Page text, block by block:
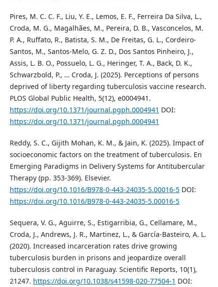
Pires, M. C. C. F., Liu, Y. E., Lemos, E. F., Ferreira Da Silva, L.,
Croda, M. G., Magalhães, M., Pereira, D. B., Vasconcelos, M.
P. A., Ruffato, R., Batista, S. M., De Freitas, G. L., Cordeiro-
Santos, M., Santos-Melo, G. Z. D., Dos Santos Pinheiro, J.,
Assis, L. B. O., Possuelo, L. G., Heringer, T. A., Back, D. K.,
Schwarzbold, P., … Croda, J. (2025). Perceptions of persons
deprived of liberty regarding tuberculosis vaccine research.
PLOS Global Public Health, 5(12), e0004941.
https://doi.org/10.1371/journal.pgph.0004941 DOI:
https://doi.org/10.1371/journal.pgph.0004941
Reddy, S. C., Gijith Mohan, K. M., & Jain, K. (2025). Impact of
socioeconomic factors on the treatment of tuberculosis. En
Emerging Paradigms in Delivery Systems for Antitubercular
Therapy (pp. 353-369). Elsevier.
https://doi.org/10.1016/B978-0-443-24035-5.00016-5DOI:
https://doi.org/10.1016/B978-0-443-24035-5.00016-5
Sequera, V. G., Aguirre, S., Estigarribia, G., Cellamare, M.,
Croda, J., Andrews, J. R., Martinez, L., & García-Basteiro, A. L.
(2020). Increased incarceration rates drive growing
tuberculosis burden in prisons and jeopardize overall
tuberculosis control in Paraguay. Scientific Reports, 10(1),
21247. https://doi.org/10.1038/s41598-020-77504-1 DOI: